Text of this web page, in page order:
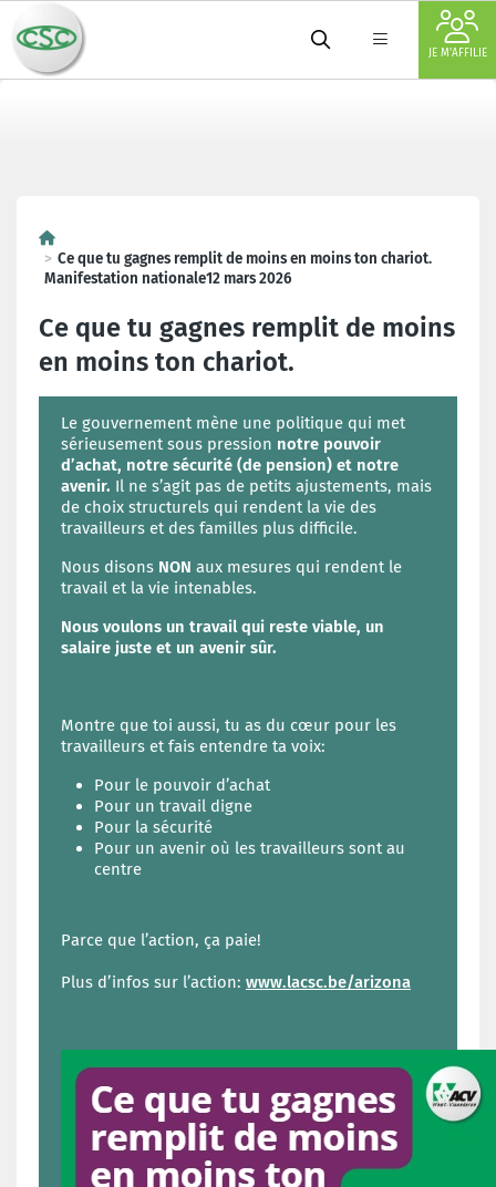
JE M'AFFILIE
Ce que tu gagnes remplit de moins en moins ton chariot.
Manifestation nationale12 mars 2026
Ce que tu gagnes remplit de moins
en moins ton chariot.
Le gouvernement mène une politique qui met
sérieusement sous pression notre pouvoir
d’achat, notre sécurité (de pension) et notre
avenir. Il ne s’agit pas de petits ajustements, mais
de choix structurels qui rendent la vie des
travailleurs et des familles plus difficile.
Nous disons NON aux mesures qui rendent le
travail et la vie intenables.
Nous voulons un travail qui reste viable, un
salaire juste et un avenir sûr.
Montre que toi aussi, tu as du cœur pour les
travailleurs et fais entendre ta voix:
Pour le pouvoir d’achat
Pour un travail digne
Pour la sécurité
Pour un avenir où les travailleurs sont au
centre
Parce que l’action, ça paie!
Plus d’infos sur l’action: www.lacsc.be/arizona